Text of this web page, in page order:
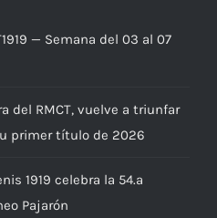
— Semana del 03 al 07
del RMCT, vuelve a triunfar
primer título de 2026
1919 celebra la 54.ª
Pajarón